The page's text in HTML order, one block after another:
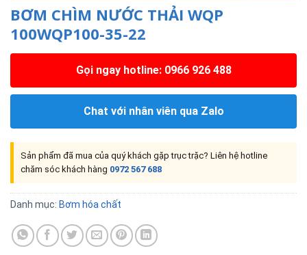
BƠM CHÌM NƯỚC THẢI WQP
100WQP100-35-22
Gọi ngay hotline: 0966 926 488
Chat với nhân viên qua Zalo
Sản phẩm đã mua của quý khách gặp trục trặc? Liên hệ hotline
chăm sóc khách hàng 0972 567 688
Danh mục: Bơm hóa chất